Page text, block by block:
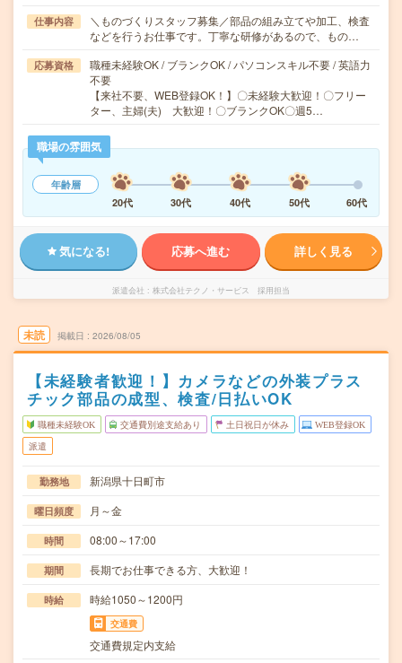
仕事内容
＼ものづくりスタッフ募集／部品の組み立てや加工、検査
などを行うお仕事です。丁寧な研修があるので、もの…
応募資格
職種未経験OK / ブランクOK / パソコンスキル不要 / 英語力
不要
【来社不要、WEB登録OK！】〇未経験大歓迎！〇フリー
ター、主婦(夫) 大歓迎！〇ブランクOK〇週5…
職場の雰囲気
年齢層
20代
30代 40代 50代 60代
気になる! 応募へ進む 詳しく見る
派遣会社 株式会社テクノ・サービス 採用担当
未読 掲載日 2026/08/05
【未経験者歓迎！】カメラなどの外装プラス
チック部品の成型、検査/日払いOK
職種未経験OK 交通費別途支給あり 土日祝日が休み WEB登録OK
派遣
勤務地 新潟県十日町市
曜日頻度 月～金
時間 08:00～17:00
期間 長期でお仕事できる方、大歓迎！
時給 時給1050～1200円
交通費
交通費規定内支給